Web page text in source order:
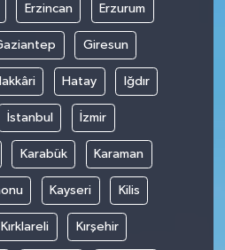
Erzincan Erzurum
Giresun
Hatay Iğdır
İstanbul İzmir
Karabük Karaman
Kayseri Kilis
Kırklareli Kırşehir